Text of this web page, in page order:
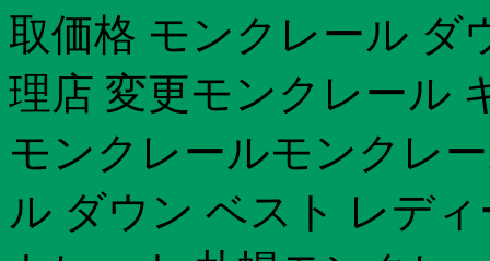
取価格 モンクレール ダ
理店 変更モンクレール
モンクレールモンクレ
ル ダウン ベスト レデ